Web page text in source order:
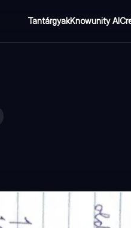
TantárgyakKnowunity AI